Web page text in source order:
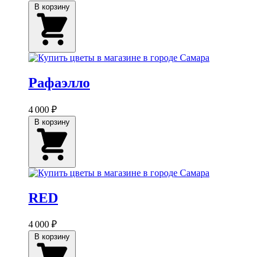
Рафаэлло
4 000 ₽
RED
4 000 ₽